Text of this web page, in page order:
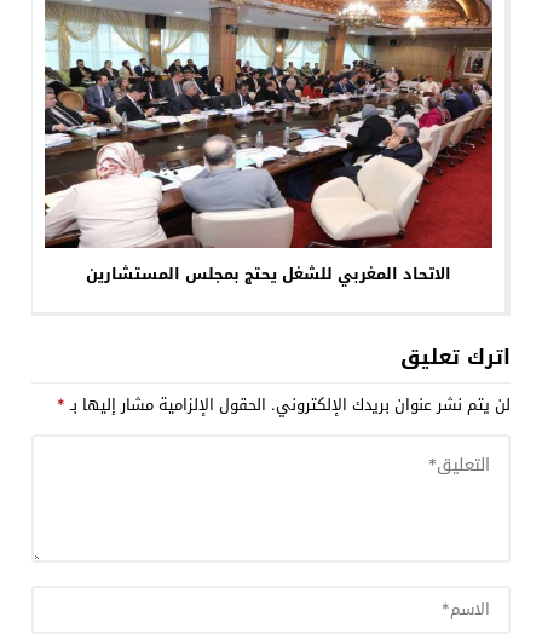
الاتحاد المغربي للشغل يحتج بمجلس المستشارين
اترك تعليق
لن يتم نشر عنوان بريدك الإلكتروني. الحقول الإلزامية مشار إليها بـ*